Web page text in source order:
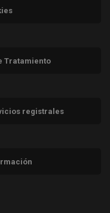
Tratamiento
registrales